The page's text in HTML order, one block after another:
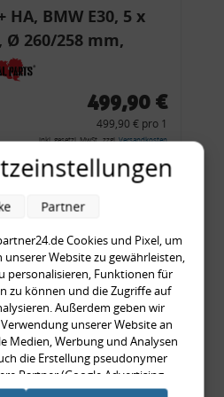
HA, BMW E30, 5 x
Ø 260/258 mm,
499,90 €
499,90 € pro 1
inkl. gesetzl. MwSt., zzgl.Versandkosten
Artikel
Hinterachse
BMW E30, 316
beidseitig,
BMW
15,90 €
Cookies und Pixel, um
Website zu gewährleisten,
personalisieren, Funktionen für
zu können und die Zugriffe auf
Außerdem geben wir
unserer Website an
Medien, Werbung und Analysen
die Erstellung pseudonymer
Partner (Google Advertising
möglicherweise mit
Partner